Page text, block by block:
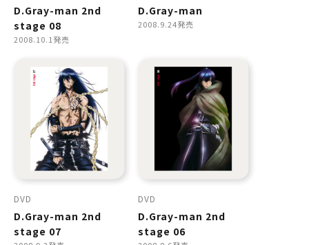
D.Gray-man 2nd
stage 08
2008.10.1発売
D.Gray-man
2008.9.24発売
DVD
D.Gray-man 2nd
stage 07
DVD
D.Gray-man 2nd
stage 06